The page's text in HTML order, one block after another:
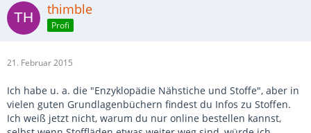
thimble
Profi
21. Februar 2015
Ich habe u. a. die "Enzyklopädie Nähstiche und Stoffe", aber in
vielen guten Grundlagenbüchern findest du Infos zu Stoffen.
Ich weiß jetzt nicht, warum du nur online bestellen kannst,